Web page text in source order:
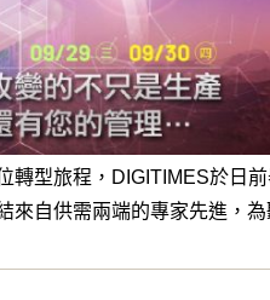
轉型旅程，DIGITIMES於日
來自供需兩端的專家先進，